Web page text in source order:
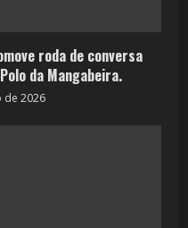
roda de conversa
da Mangabeira.
de 2026